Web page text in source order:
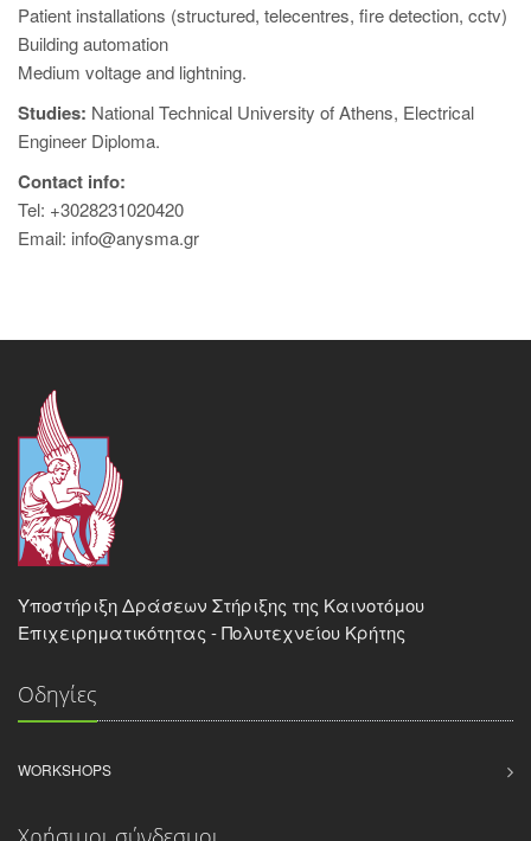
Patient installations (structured, telecentres, fire detection, cctv)
Building automation
Medium voltage and lightning.
Studies: National Technical University of Athens, Electrical
Engineer Diploma.
Contact info:
Tel: +3028231020420
Email: info@anysma.gr
Υποστήριξη Δράσεων Στήριξης της Καινοτόμου
Επιχειρηματικότητας - Πολυτεχνείου Κρήτης
Οδηγίες
WORKSHOPS